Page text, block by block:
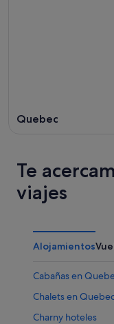
Quebec
Te
viajes
Alojamientos
Cabañas en
Chalets en Quebec
Charny hoteles